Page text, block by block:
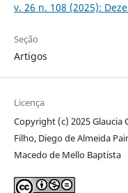
v. 26 n. 108 (2025):
Seção
Artigos
Licença
Copyright (c) 2025 Glaucia
Filho, Diego de Almeida
Macedo de Mello Baptista